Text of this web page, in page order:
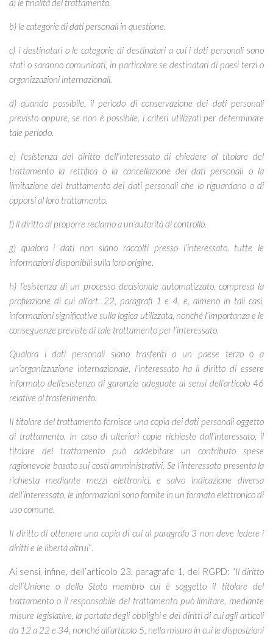
a) le finalità del trattamento.
b) le categorie di dati personali in questione.
c) i destinatari o le categorie di destinatari a cui i dati personali sono
stati o saranno comunicati, in particolare se destinatari di paesi terzi o
organizzazioni internazionali.
d) quando possibile, il periodo di conservazione dei dati personali
previsto oppure, se non è possibile, i criteri utilizzati per determinare
tale periodo.
e) l’esistenza del diritto dell’interessato di chiedere al titolare del
trattamento la rettifica o la cancellazione dei dati personali o la
limitazione del trattamento dei dati personali che lo riguardano o di
opporsi al loro trattamento.
f) il diritto di proporre reclamo a un’autorità di controllo.
g) qualora i dati non siano raccolti presso l’interessato, tutte le
informazioni disponibili sulla loro origine.
h) l’esistenza di un processo decisionale automatizzato, compresa la
profilazione di cui all’art. 22, paragrafi 1 e 4, e, almeno in tali casi,
informazioni significative sulla logica utilizzata, nonché l’importanza e le
conseguenze previste di tale trattamento per l’interessato.
Qualora i dati personali siano trasferiti a un paese terzo o a
un’organizzazione internazionale, l’interessato ha il diritto di essere
informato dell’esistenza di garanzie adeguate ai sensi dell’articolo 46
relative al trasferimento.
Il titolare del trattamento fornisce una copia dei dati personali oggetto
di trattamento. In caso di ulteriori copie richieste dall’interessato, il
titolare del trattamento può addebitare un contributo spese
ragionevole basato sui costi amministrativi. Se l’interessato presenta la
richiesta mediante mezzi elettronici, e salvo indicazione diversa
dell’interessato, le informazioni sono fornite in un formato elettronico di
uso comune.
Il diritto di ottenere una copia di cui al paragrafo 3 non deve ledere i
diritti e le libertà altrui”.
Ai sensi, infine, dell’articolo 23, paragrafo 1, del RGPD: “Il diritto
dell’Unione o dello Stato membro cui è soggetto il titolare del
trattamento o il responsabile del trattamento può limitare, mediante
misure legislative, la portata degli obblighi e dei diritti di cui agli articoli
da 12 a 22 e 34, nonché all’articolo 5, nella misura in cui le disposizioni